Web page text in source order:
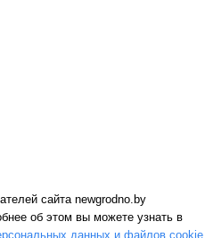
сайта newgrodno.by
об этом вы можете узнать в
данных и файлов cookie